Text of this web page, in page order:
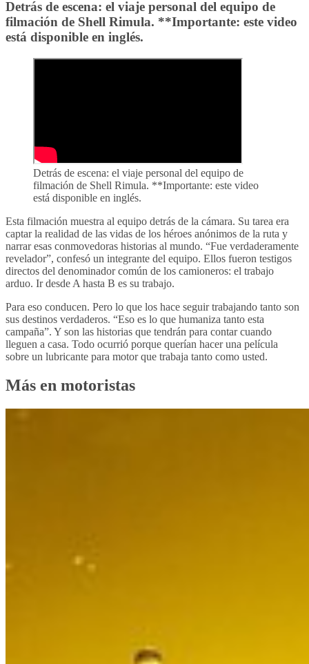
Detrás de escena: el viaje personal del equipo de
filmación de Shell Rimula. **Importante: este video
está disponible en inglés.
Detrás de escena: el viaje personal del equipo de
filmación de Shell Rimula. **Importante: este video
está disponible en inglés.
Esta filmación muestra al equipo detrás de la cámara. Su tarea era
captar la realidad de las vidas de los héroes anónimos de la ruta y
narrar esas conmovedoras historias al mundo. “Fue verdaderamente
revelador”, confesó un integrante del equipo. Ellos fueron testigos
directos del denominador común de los camioneros: el trabajo
arduo. Ir desde A hasta B es su trabajo.
Para eso conducen. Pero lo que los hace seguir trabajando tanto son
sus destinos verdaderos. “Eso es lo que humaniza tanto esta
campaña”. Y son las historias que tendrán para contar cuando
lleguen a casa. Todo ocurrió porque querían hacer una película
sobre un lubricante para motor que trabaja tanto como usted.
Más en motoristas